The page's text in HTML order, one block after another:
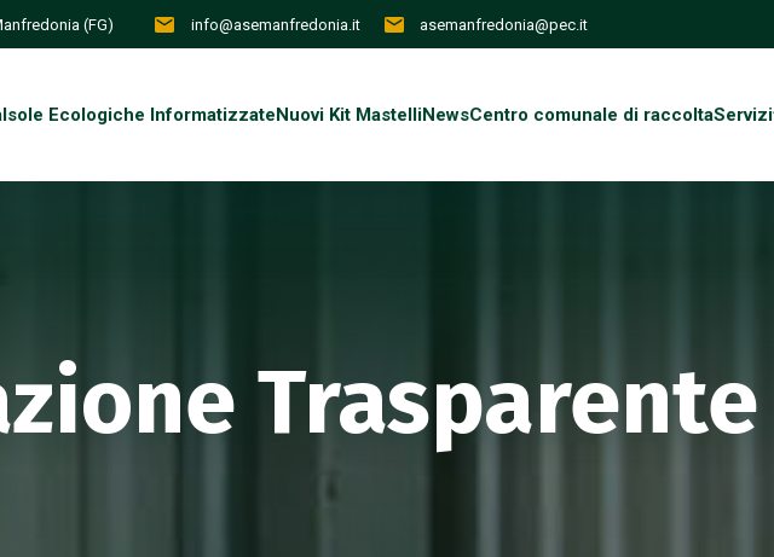
(FG) info@asemanfredonia.it asemanfredonia@pec.it
Isole Ecologiche InformatizzateNuovi Kit MastelliNewsCentro comunale di raccoltaServizi
Trasparente